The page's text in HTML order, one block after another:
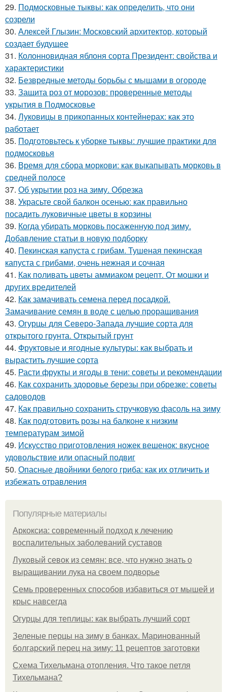
29. Подмосковные тыквы: как определить, что они
созрели
30. Алексей Глызин: Московский архитектор, который
создает будущее
31. Колонновидная яблоня сорта Президент: свойства и
характеристики
32. Безвредные методы борьбы с мышами в огороде
33. Защита роз от морозов: проверенные методы
укрытия в Подмосковье
34. Луковицы в прикопанных контейнерах: как это
работает
35. Подготовьтесь к уборке тыквы: лучшие практики для
подмосковья
36. Время для сбора моркови: как выкапывать морковь в
средней полосе
37. Об укрытии роз на зиму. Обрезка
38. Украсьте свой балкон осенью: как правильно
посадить луковичные цветы в корзины
39. Когда убирать морковь посаженную под зиму.
Добавление статьи в новую подборку
40. Пекинская капуста с грибам. Тушеная пекинская
капуста с грибами, очень нежная и сочная
41. Как поливать цветы аммиаком рецепт. От мошки и
других вредителей
42. Как замачивать семена перед посадкой.
Замачивание семян в воде с целью проращивания
43. Огурцы для Северо-Запада лучшие сорта для
открытого грунта. Открытый грунт
44. Фруктовые и ягодные культуры: как выбрать и
вырастить лучшие сорта
45. Расти фрукты и ягоды в тени: советы и рекомендации
46. Как сохранить здоровье березы при обрезке: советы
садоводов
47. Как правильно сохранить стручковую фасоль на зиму
48. Как подготовить розы на балконе к низким
температурам зимой
49. Искусство приготовления ножек вешенок: вкусное
удовольствие или опасный подвиг
50. Опасные двойники белого гриба: как их отличить и
избежать отравления
Популярные материалы
Аркоксиа: современный подход к лечению
воспалительных заболеваний суставов
Луковый севок из семян: все, что нужно знать о
выращивании лука на своем подворье
Семь проверенных способов избавиться от мышей и
крыс навсегда
Огурцы для теплицы: как выбрать лучший сорт
Зеленые перцы на зиму в банках. Маринованный
болгарский перец на зиму: 11 рецептов заготовки
Схема Тихельмана отопления. Что такое петля
Тихельмана?